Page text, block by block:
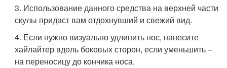
3. Использование данного средства на верхней части
скулы придаст вам отдохнувший и свежий вид.
4. Если нужно визуально удлинить нос, нанесите
хайлайтер вдоль боковых сторон, если уменьшить –
на переносицу до кончика носа.